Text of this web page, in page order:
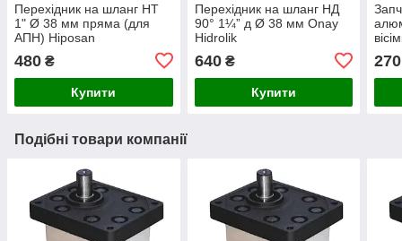
Перехідник на шланг НТ
1" Ø 38 мм пряма (для
АПН) Hiposan
480 ₴
Купити
Перехідник на шланг НД
90° 1¼” д Ø 38 мм Onay
Hidrolik
640₴
Купити
270
Подібні товари компанії